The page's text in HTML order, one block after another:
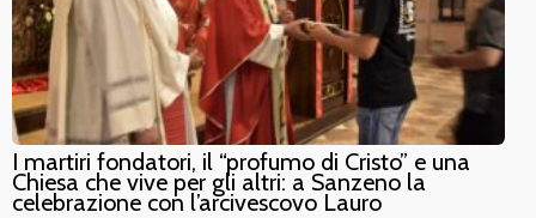
I martiri fondatori, il “profumo di Cristo” e una
Chiesa che vive per gli altri: a Sanzeno la
celebrazione con l’arcivescovo Lauro